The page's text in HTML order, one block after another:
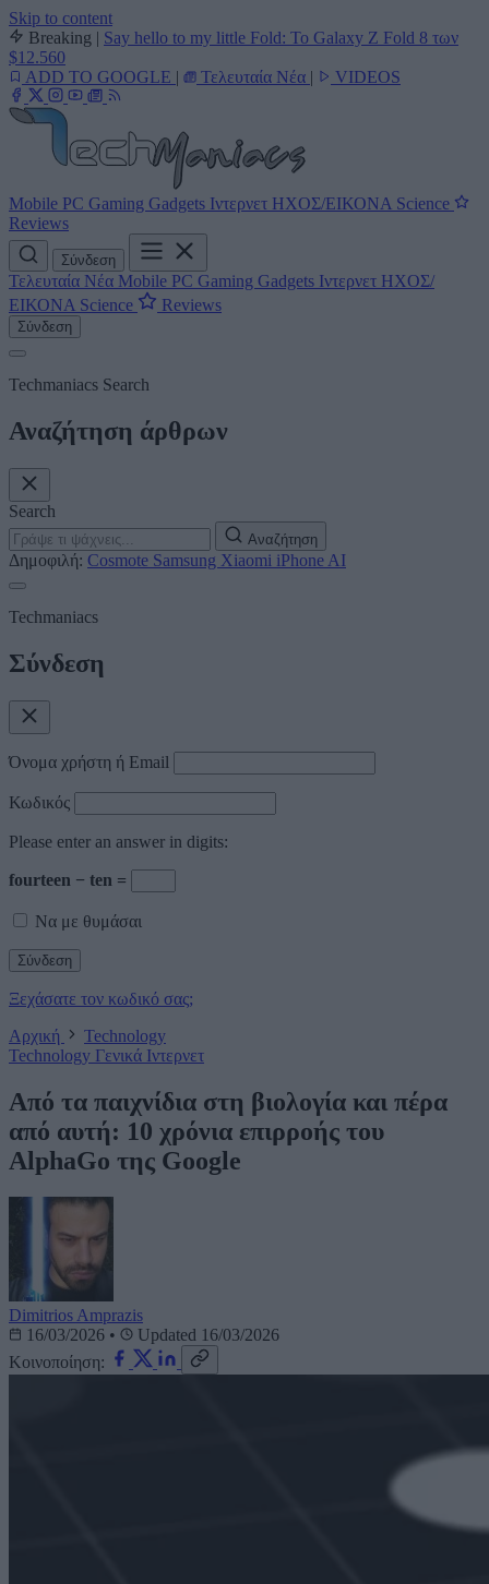
Skip to content
Breaking | Say hello to my little Fold: Το Galaxy Z Fold 8 των
$12.560
ADD TO GOOGLE | Τελευταία Νέα | VIDEOS
Mobile PC Gaming Gadgets Ιντερνετ ΗΧΟΣ/ΕΙΚΟΝΑ Science
Reviews
Σύνδεση
Τελευταία Νέα Mobile PC Gaming Gadgets Ιντερνετ ΗΧΟΣ/
ΕΙΚΟΝΑ Science Reviews
Σύνδεση
Techmaniacs Search
Αναζήτηση άρθρων
Search
Αναζήτηση
Δημοφιλή: Cosmote Samsung Xiaomi iPhone AI
Techmaniacs
Σύνδεση
Όνομα χρήστη ή Email
Κωδικός
Please enter an answer in digits:
fourteen − ten =
Να με θυμάσαι
Ξεχάσατε τον κωδικό σας;
Αρχική
Technology
Technology Γενικά Ιντερνετ
Από τα παιχνίδια στη βιολογία και πέρα
από αυτή: 10 χρόνια επιρροής του
AlphaGo της Google
Dimitrios Amprazis
16/03/2026 •
Updated 16/03/2026
Κοινοποίηση: